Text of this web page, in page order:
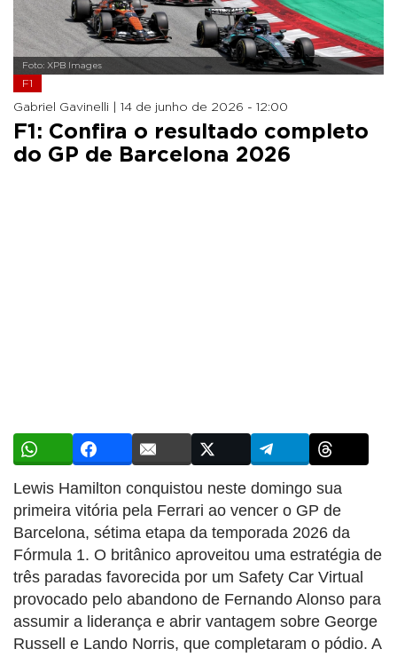
Foto: XPB Images
F1
Gabriel Gavinelli | 14 de junho de 2026 - 12:00
F1: Confira o resultado completo
do GP de Barcelona 2026
Lewis Hamilton conquistou neste domingo sua
primeira vitória pela Ferrari ao vencer o GP de
Barcelona, sétima etapa da temporada 2026 da
Fórmula 1. O britânico aproveitou uma estratégia de
três paradas favorecida por um Safety Car Virtual
provocado pelo abandono de Fernando Alonso para
assumir a liderança e abrir vantagem sobre George
Russell e Lando Norris, que completaram o pódio. A